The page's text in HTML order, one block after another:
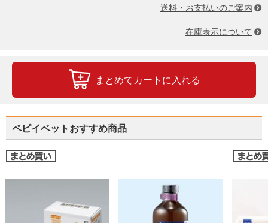
送料・お支払いのご案内
在庫表示について
まとめてカートに入れる
ペピイベットおすすめ商品